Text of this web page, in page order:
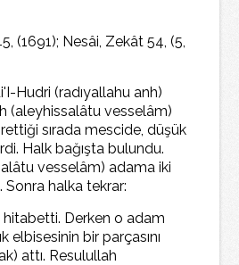
(1691); Nesâi, Zekât 54, (5,
Hudri (radıyallahu anh)
(aleyhissalâtu vesselâm)
sırada mescide, düşük
Halk bağışta bulundu.
vesselâm) adama iki
halka tekrar:
hitabetti. Derken o adam
elbisesinin bir parçasını
attı. Resulullah